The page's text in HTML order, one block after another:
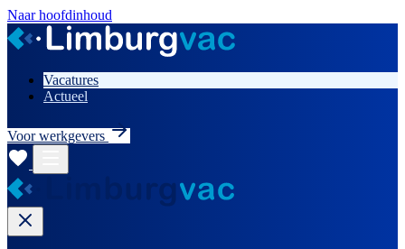
Naar hoofdinhoud
Vacatures
Actueel
Voor werkgevers